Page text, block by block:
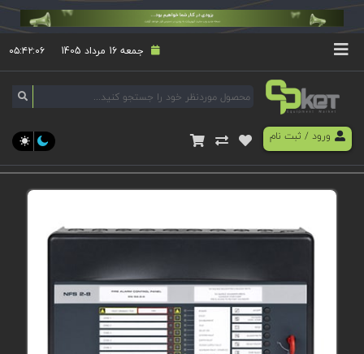
جمعه 16 مرداد 1405 ۰۵:۴۲:۰۶
ورود/ ثبت نام